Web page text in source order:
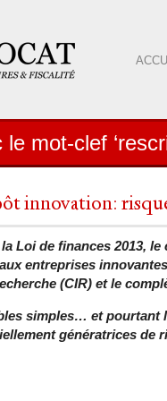
mot-clef
innovation:
Loi de finances 2013,
entreprises
(CIR) et le
simples… et pourtant
génératrices de